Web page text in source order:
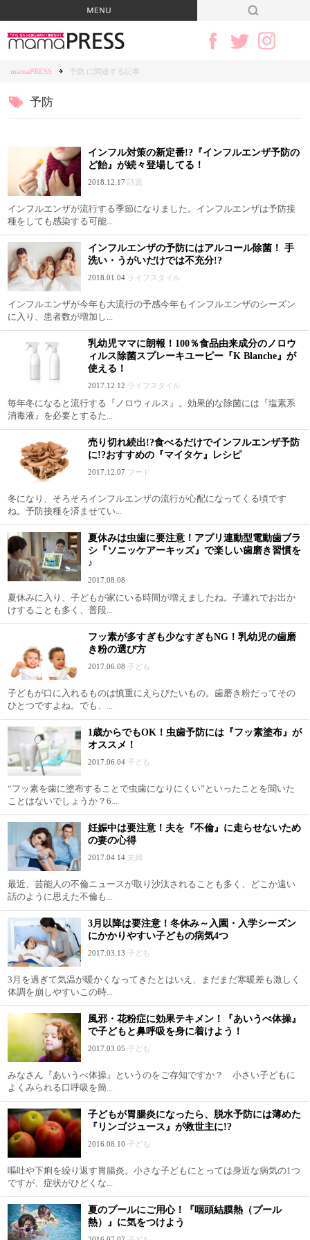
mamaPRESS 予防 に関連する記事
予防
インフル対策の新定番!?『インフルエンザ予防の
ど飴』が続々登場してる！
2018.12.17 話題
インフルエンザが流行する季節になりました。インフルエンザは予防接
種をしても感染する可能...
インフルエンザの予防にはアルコール除菌！ 手
洗い・うがいだけでは不充分!?
2018.01.04 ライフスタイル
インフルエンザが今年も大流行の予感今年もインフルエンザのシーズン
に入り、患者数が増加し...
乳幼児ママに朗報！100％食品由来成分のノロウ
ィルス除菌スプレーキユーピー『K Blanche』が
使える！
2017.12.12 ライフスタイル
毎年冬になると流行する『ノロウィルス』。効果的な除菌には『塩素系
消毒液』を必要とするた...
売り切れ続出!?食べるだけでインフルエンザ予防
に!?おすすめの『マイタケ』レシピ
2017.12.07 フード
冬になり、そろそろインフルエンザの流行が心配になってくる頃です
ね。予防接種を済ませてい...
夏休みは虫歯に要注意！アプリ連動型電動歯ブラ
シ『ソニッケアーキッズ』で楽しい歯磨き習慣を
♪
2017.08.08
夏休みに入り、子どもが家にいる時間が増えましたね。子連れでお出か
けすることも多く、普段...
フッ素が多すぎも少なすぎもNG！乳幼児の歯磨
き粉の選び方
2017.06.08 子ども
子どもが口に入れるものは慎重にえらびたいもの。歯磨き粉だってその
ひとつですよね。でも、...
1歳からでもOK！虫歯予防には『フッ素塗布』が
オススメ！
2017.06.04 子ども
“フッ素を歯に塗布することで虫歯になりにくい”といったことを聞いた
ことはないでしょうか？6...
妊娠中は要注意！夫を『不倫』に走らせないため
の妻の心得
2017.04.14 夫婦
最近、芸能人の不倫ニュースが取り沙汰されることも多く、どこか遠い
話のように思えた不倫も...
3月以降は要注意！冬休み～入園・入学シーズン
にかかりやすい子どもの病気4つ
2017.03.13 子ども
3月を過ぎて気温が暖かくなってきたとはいえ、まだまだ寒暖差も激しく
体調を崩しやすいこの時...
風邪・花粉症に効果テキメン！『あいうべ体操』
で子どもと鼻呼吸を身に着けよう！
2017.03.05 子ども
みなさん『あいうべ体操』というのをご存知ですか？ 小さい子どもに
よくみられる口呼吸を簡...
子どもが胃腸炎になったら、脱水予防には薄めた
『リンゴジュース』が救世主に!?
2016.08.10 子ども
嘔吐や下痢を繰り返す胃腸炎。小さな子どもにとっては身近な病気の1つ
ですが、症状がひどくな...
夏のプールにご用心！『咽頭結膜熱（プール
熱）』に気をつけよう